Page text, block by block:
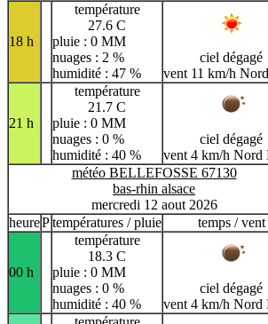
18 h
température
27.6 C
pluie : 0 MM
nuages : 2 %
humidité : 47 %
ciel dégagé
vent 11 km/h
21 h
température
21.7 C
pluie : 0 MM
nuages : 0 %
humidité : 40 %
ciel dégagé
vent 4 km/h Nord
météo BELLEFOSSE 67130
bas-rhin alsace
mercredi 12 aout 2026
heurePtempératures / pluie temps / vent
00 h
température
18.3 C
pluie : 0 MM
nuages : 0 %
humidité : 40 %
ciel dégagé
vent 4 km/h Nord